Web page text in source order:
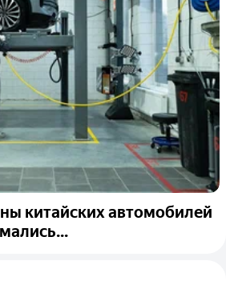
китайских автомобилей